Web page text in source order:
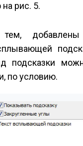
на рис. 5.
добавлены
подсказки
по условию.